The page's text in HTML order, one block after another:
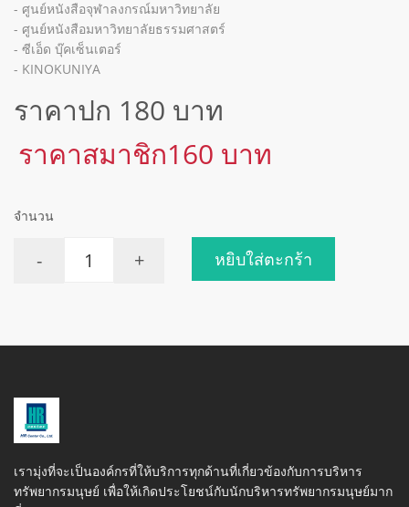
- ศูนย์หนังสือจุฬาลงกรณ์มหาวิทยาลัย
- ศูนย์หนังสือมหาวิทยาลัยธรรมศาสตร์
- ซีเอ็ด บุ๊คเซ็นเตอร์
- KINOKUNIYA
ราคาปก 180 บาท
ราคาสมาชิก160 บาท
จำนวน
- + หยิบใส่ตะกร้า
เรามุ่งที่จะเป็นองค์กรที่ให้บริการทุกด้านที่เกี่ยวข้องกับการบริหาร
ทรัพยากรมนุษย์ เพื่อให้เกิดประโยชน์กับนักบริหารทรัพยากรมนุษย์มาก